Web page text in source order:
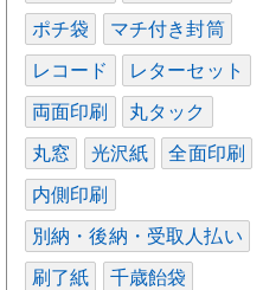
ポチ袋 マチ付き封筒
レコード レターセット
両面印刷 丸タック
丸窓 光沢紙 全面印刷
内側印刷
別納・後納・受取人払い
刷了紙 千歳飴袋